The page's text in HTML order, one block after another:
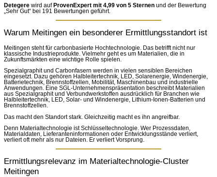
Detegere wird auf ProvenExpert mit 4,99 von 5 Sternen und der Bewertung
„Sehr Gut“ bei 191 Bewertungen geführt.
Warum Meitingen ein besonderer Ermittlungsstandort ist
Meitingen steht für carbonbasierte Hochtechnologie. Das betrifft nicht nur
klassische Industrieprodukte. Vielmehr geht es um Materialien, die in
Zukunftsmärkten eine wichtige Rolle spielen.
Spezialgraphit und Carbonfasern werden in vielen sensiblen Bereichen
eingesetzt. Dazu gehören Halbleitertechnik, LED, Solarenergie, Windenergie,
Batterietechnik, Brennstoffzellen, Mobilität, Maschinenbau und industrielle
Anwendungen. Eine SGL-Unternehmenspräsentation beschreibt Materialien
aus Spezialgraphit und Verbundwerkstoffen ausdrücklich für Branchen wie
Halbleitertechnik, LED, Solar- und Windenergie, Lithium-Ionen-Batterien und
Brennstoffzellen.
Das macht den Standort stark. Gleichzeitig macht es ihn angreifbar.
Denn Materialtechnologie ist Schlüsseltechnologie. Wer Prozessdaten,
Materialdaten, Lieferanteninformationen oder Entwicklungsstände verliert,
verliert oft mehr als nur Dateien. Er verliert Vorsprung.
Ermittlungsrelevanz im Materialtechnologie-Cluster
Meitingen